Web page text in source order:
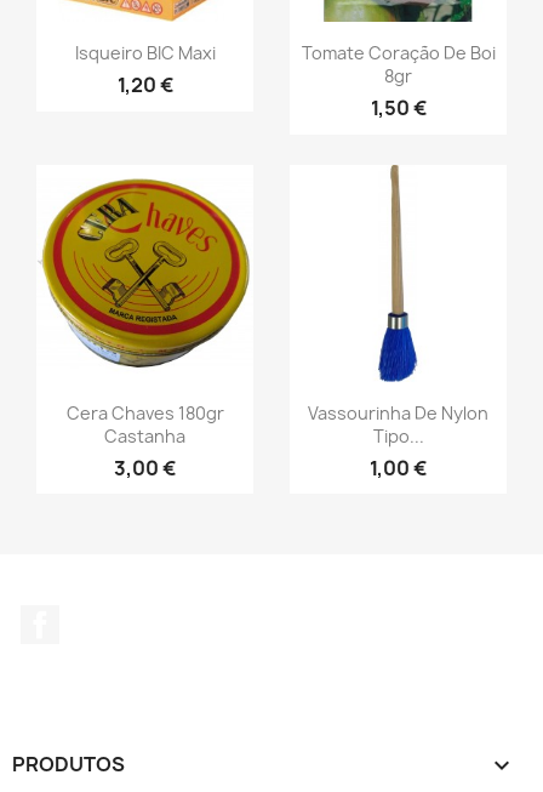
Isqueiro BIC Maxi
1,20 €
Tomate Coração De Boi
8gr
1,50 €
Cera Chaves 180gr
Castanha
3,00 €
Vassourinha De Nylon
Tipo...
1,00 €
PRODUTOS 